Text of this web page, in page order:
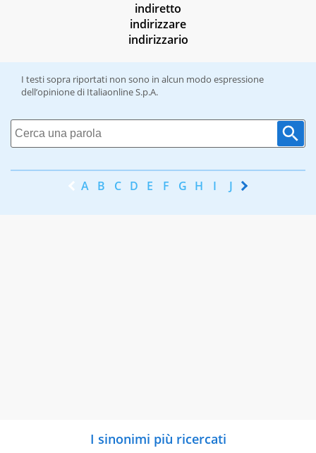
indiretto
indirizzare
indirizzario
I testi sopra riportati non sono in alcun modo espressione
dell’opinione di Italiaonline S.p.A.
A B C D E F G H I J K
I sinonimi più ricercati